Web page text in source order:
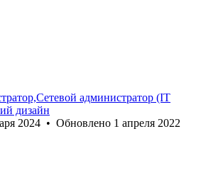
администратор (IT
дизайн
2024 • Обновлено 1 апреля 2022